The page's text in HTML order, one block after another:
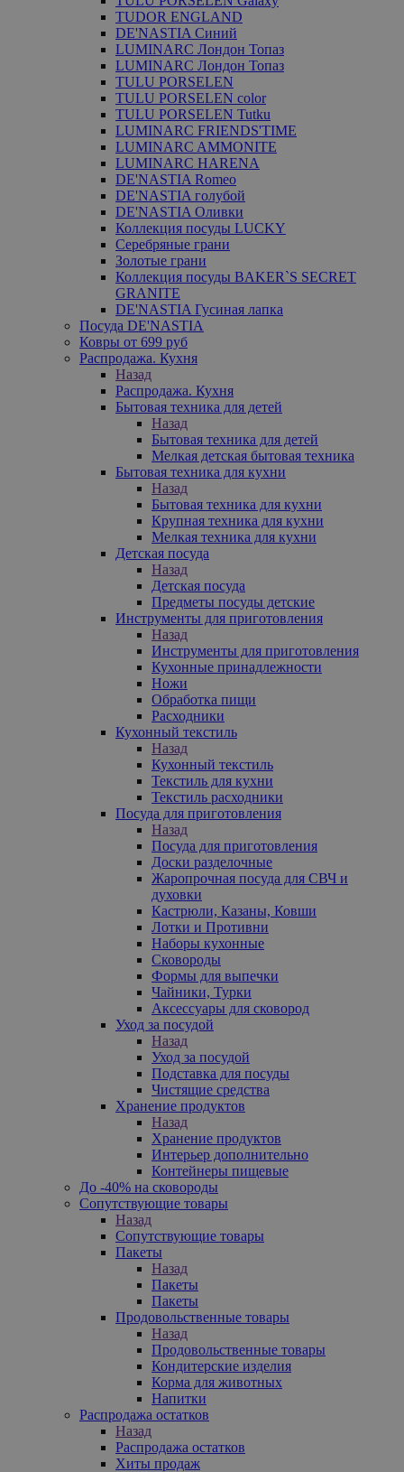
TUDOR ENGLAND
DE'NASTIA Синий
LUMINARC Лондон Топаз
LUMINARC Лондон Топаз
TULU PORSELEN
TULU PORSELEN color
TULU PORSELEN Tutku
LUMINARC FRIENDS'TIME
LUMINARC AMMONITE
LUMINARC HARENA
DE'NASTIA Romeo
DE'NASTIA голубой
DE'NASTIA Оливки
Коллекция посуды LUCKY
Серебряные грани
Золотые грани
Коллекция посуды BAKER`S SECRET
GRANITE
DE'NASTIA Гусиная лапка
Посуда DE'NASTIA
Ковры от 699 руб
Распродажа. Кухня
Назад
Распродажа. Кухня
Бытовая техника для детей
Назад
Бытовая техника для детей
Мелкая детская бытовая техника
Бытовая техника для кухни
Назад
Бытовая техника для кухни
Крупная техника для кухни
Мелкая техника для кухни
Детская посуда
Назад
Детская посуда
Предметы посуды детские
Инструменты для приготовления
Назад
Инструменты для приготовления
Кухонные принадлежности
Ножи
Обработка пищи
Расходники
Кухонный текстиль
Назад
Кухонный текстиль
Текстиль для кухни
Текстиль расходники
Посуда для приготовления
Назад
Посуда для приготовления
Доски разделочные
Жаропрочная посуда для СВЧ и
духовки
Кастрюли, Казаны, Ковши
Лотки и Противни
Наборы кухонные
Сковороды
Формы для выпечки
Чайники, Турки
Аксессуары для сковород
Уход за посудой
Назад
Уход за посудой
Подставка для посуды
Чистящие средства
Хранение продуктов
Назад
Хранение продуктов
Интерьер дополнительно
Контейнеры пищевые
До -40% на сковороды
Сопутствующие товары
Назад
Сопутствующие товары
Пакеты
Назад
Пакеты
Пакеты
Продовольственные товары
Назад
Продовольственные товары
Кондитерские изделия
Корма для животных
Напитки
Распродажа остатков
Назад
Распродажа остатков
Хиты продаж